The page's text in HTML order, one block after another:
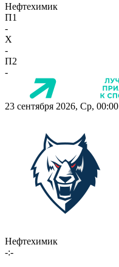
Нефтехимик
П1
-
X
-
П2
-
23 сентября 2026, Ср, 00:00
Нефтехимик
-:-